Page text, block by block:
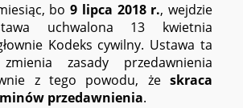
bo 9 lipca 2018 r., wejdzie
uchwalona 13 kwietnia
Kodeks cywilny. Ustawa ta
zasady przedawnienia
z tego powodu, że skraca
przedawnienia.